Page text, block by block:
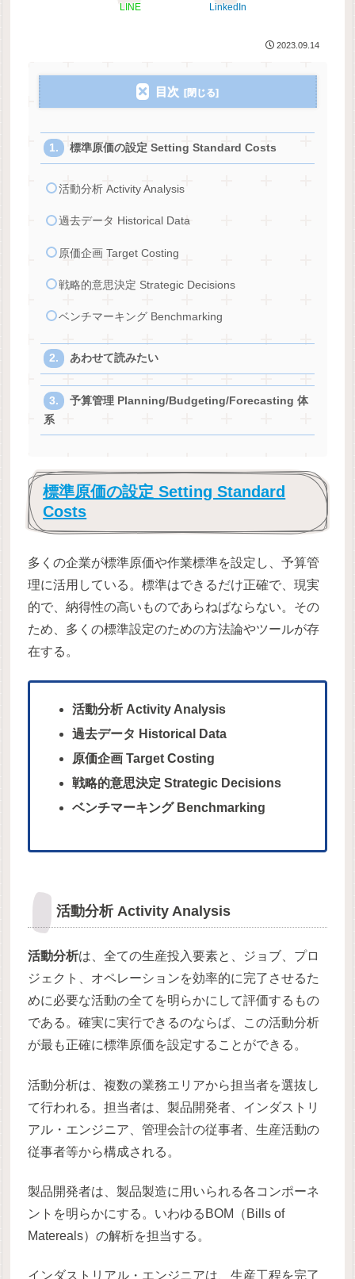
LINE LinkedIn
2023.09.14
目次
標準原価の設定 Setting Standard Costs
活動分析 Activity Analysis
過去データ Historical Data
原価企画 Target Costing
戦略的意思決定 Strategic Decisions
ベンチマーキング Benchmarking
あわせて読みたい
予算管理 Planning/Budgeting/Forecasting 体
系
標準原価の設定 Setting Standard
Costs
多くの企業が標準原価や作業標準を設定し、予算管
理に活用している。標準はできるだけ正確で、現実
的で、納得性の高いものであらねばならない。その
ため、多くの標準設定のための方法論やツールが存
在する。
活動分析 Activity Analysis
過去データ Historical Data
原価企画 Target Costing
戦略的意思決定 Strategic Decisions
ベンチマーキング Benchmarking
活動分析 Activity Analysis
活動分析は、全ての生産投入要素と、ジョブ、プロ
ジェクト、オペレーションを効率的に完了させるた
めに必要な活動の全てを明らかにして評価するもの
である。確実に実行できるのならば、この活動分析
が最も正確に標準原価を設定することができる。
活動分析は、複数の業務エリアから担当者を選抜し
て行われる。担当者は、製品開発者、インダストリ
アル・エンジニア、管理会計の従事者、生産活動の
従事者等から構成される。
製品開発者は、製品製造に用いられる各コンポーネ
ントを明らかにする。いわゆるBOM（Bills of
Matereals）の解析を担当する。
インダストリアル・エンジニアは、生産工程を完了